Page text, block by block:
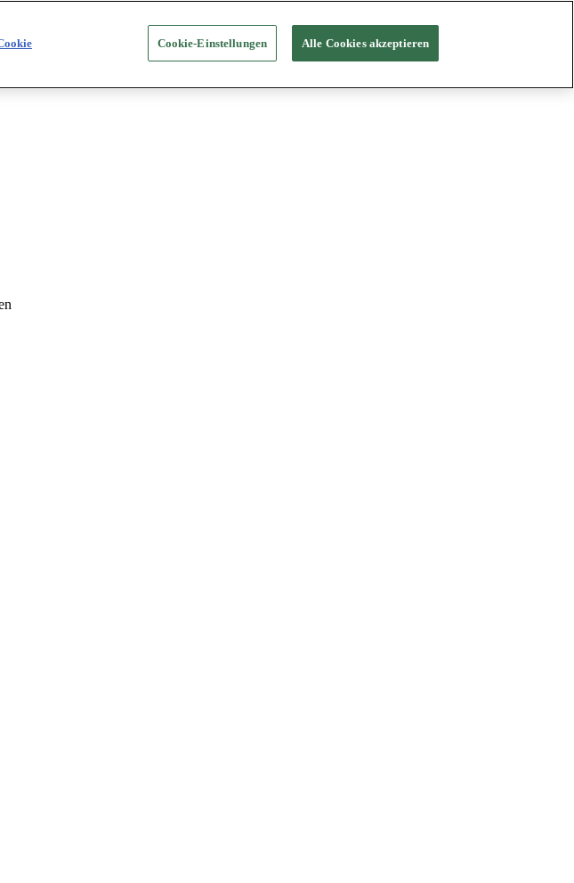
Cookie-Einstellungen Alle Cookies akzeptieren